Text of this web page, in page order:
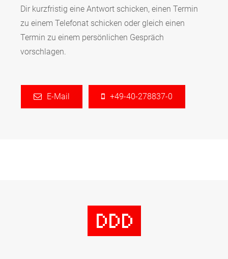
Dir kurzfristig eine Antwort schicken, einen Termin
zu einem Telefonat schicken oder gleich einen
Termin zu einem persönlichen Gespräch
vorschlagen.
E-Mail +49-40-278837-0